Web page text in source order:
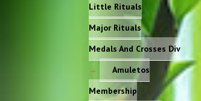
Little Rituals
Major Rituals
Medals And Crosses Div
Amuletos
Membership